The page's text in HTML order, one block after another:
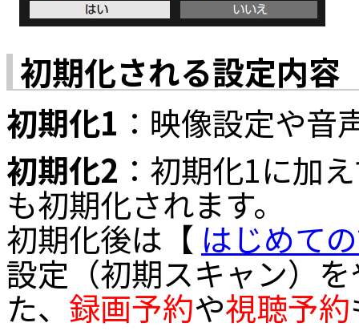
初期化される設定内容
初期化1 ：映像設定や音
初期化2 ：初期化1に加
も初期化されます。
初期化後は【 はじめて
設定（初期スキャン）
た、 録画予約や視聴予約